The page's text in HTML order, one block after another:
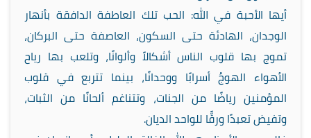
أيها الأحبة في الله: الحب تلك العاطفة الدافقة بأنهار
الوجدان، الهادئة حتى السكون، العاصفة حتى البركان،
تموج بها قلوب الناس أشكالاً وألوانًا، وتلعب بها رياح
الأهواء الهوجُ أسرابًا ووحدانًا، بينما تتربع في قلوب
المؤمنين رياضًا من الجنات، وتتناغم ألحانًا من الثبات،
وتفيض تعبدًا ورقًّا للواحد الديان.